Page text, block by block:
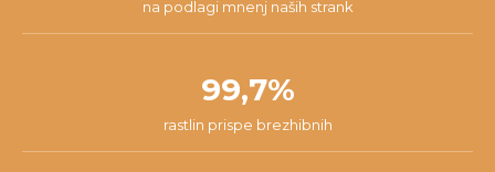
na podlagi mnenj naših strank
99,7%
rastlin prispe brezhibnih